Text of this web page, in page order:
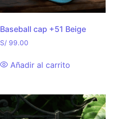
Baseball cap +51 Beige
S/ 99.00
Añadir al carrito